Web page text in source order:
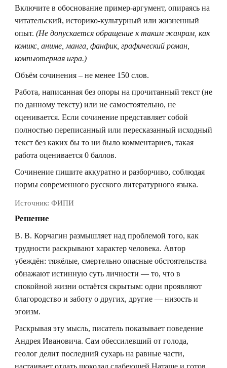
Включите в обоснование пример-аргумент, опираясь на
читательский, историко-культурный или жизненный
опыт. (Не допускается обращение к таким жанрам, как
комикс, аниме, манга, фанфик, графический роман,
компьютерная игра.)
Объём сочинения – не менее 150 слов.
Работа, написанная без опоры на прочитанный текст (не
по данному тексту) или не самостоятельно, не
оценивается. Если сочинение представляет собой
полностью переписанный или пересказанный исходный
текст без каких бы то ни было комментариев, такая
работа оценивается 0 баллов.
Сочинение пишите аккуратно и разборчиво, соблюдая
нормы современного русского литературного языка.
Источник: ФИПИ
Решение
В. В. Корчагин размышляет над проблемой того, как
трудности раскрывают характер человека. Автор
убеждён: тяжёлые, смертельно опасные обстоятельства
обнажают истинную суть личности — то, что в
спокойной жизни остаётся скрытым: одни проявляют
благородство и заботу о других, другие — низость и
эгоизм.
Раскрывая эту мысль, писатель показывает поведение
Андрея Ивановича. Сам обессилевший от голода,
геолог делит последний сухарь на равные части,
настаивает отдать шоколад слабеющей Наташе и готов